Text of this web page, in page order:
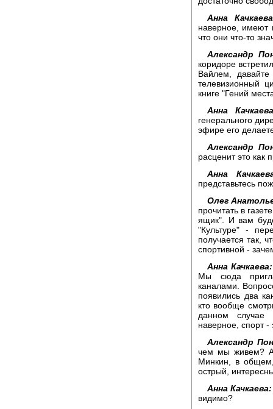
Анна
наверное, имеют
что они что-то
Александр
коридоре
Вайлем,
телевизионный
книге "Гений
Анна
генерального
эфире его
Александр
расценит это как
Анна
представьтесь
Олег
прочитать в
ящик". И вам
"Культуре" -
получается так,
спортивной -
Анна Качкаева:
Мы сюда
каналами.
появились два
кто вообще
данном случае
наверное, спорт -
Александр
чем мы живем? А
Минкин, в общем,
острый,
Анна Качкаева:
видимо?